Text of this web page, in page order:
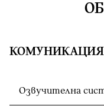
КОМУНИКАЦИЯ
Озвучителна